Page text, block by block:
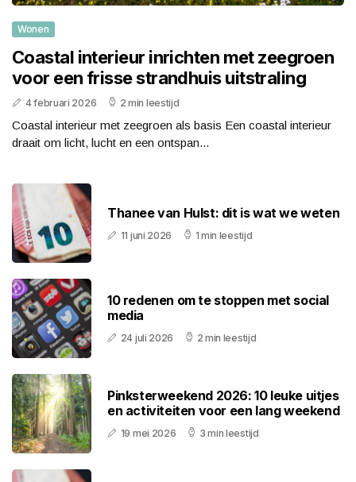
Wonen
Coastal interieur inrichten met zeegroen
voor een frisse strandhuis uitstraling
4 februari 2026 2 min leestijd
Coastal interieur met zeegroen als basis Een coastal interieur
draait om licht, lucht en een ontspan...
Thanee van Hulst: dit is wat we weten
11 juni 2026 1 min leestijd
10 redenen om te stoppen met social
media
24 juli 2026 2 min leestijd
Pinksterweekend 2026: 10 leuke uitjes
en activiteiten voor een lang weekend
19 mei 2026 3 min leestijd